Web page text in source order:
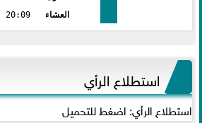
العشاء
20:09
استطلاع الرأي
استطلاع الرأي: اضغط للتحميل